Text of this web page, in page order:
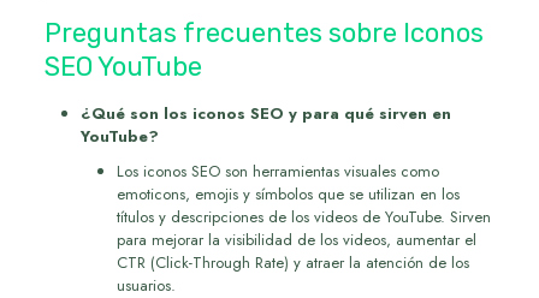
Preguntas frecuentes sobre Iconos
SEO YouTube
¿Qué son los iconos SEO y para qué sirven en
YouTube?
Los iconos SEO son herramientas visuales como
emoticons, emojis y símbolos que se utilizan en los
títulos y descripciones de los videos de YouTube. Sirven
para mejorar la visibilidad de los videos, aumentar el
CTR (Click-Through Rate) y atraer la atención de los
usuarios.